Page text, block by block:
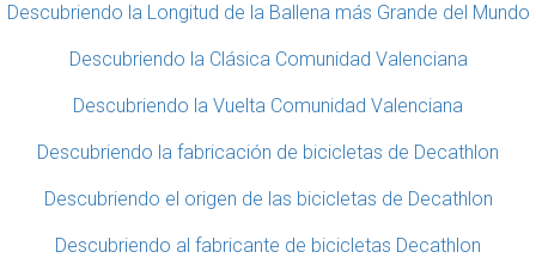
Descubriendo la Longitud de la Ballena más Grande del Mundo
Descubriendo la Clásica Comunidad Valenciana
Descubriendo la Vuelta Comunidad Valenciana
Descubriendo la fabricación de bicicletas de Decathlon
Descubriendo el origen de las bicicletas de Decathlon
Descubriendo al fabricante de bicicletas Decathlon